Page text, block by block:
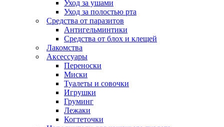
Уход за ушами
Уход за полостью рта
Средства от паразитов
Антигельминтики
Средства от блох и клещей
Лакомства
Аксессуары
Переноски
Миски
Туалеты и совочки
Игрушки
Груминг
Лежаки
Когтеточки